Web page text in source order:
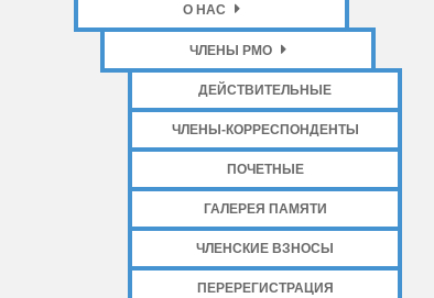
О НАС
ЧЛЕНЫ РМО
ДЕЙСТВИТЕЛЬНЫЕ
ЧЛЕНЫ-КОРРЕСПОНДЕНТЫ
ПОЧЕТНЫЕ
ГАЛЕРЕЯ ПАМЯТИ
ЧЛЕНСКИЕ ВЗНОСЫ
ПЕРЕРЕГИСТРАЦИЯ